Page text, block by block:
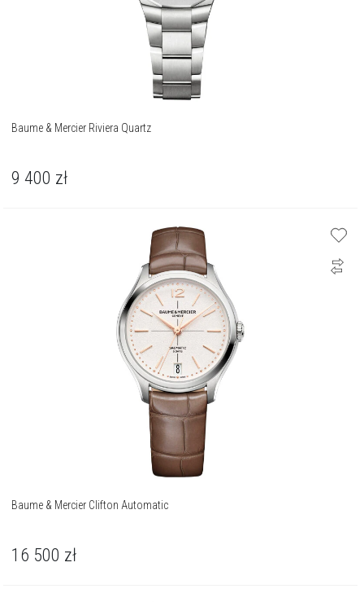
Baume & Mercier Riviera Quartz
9 400 zł
Baume & Mercier Clifton Automatic
16 500 zł